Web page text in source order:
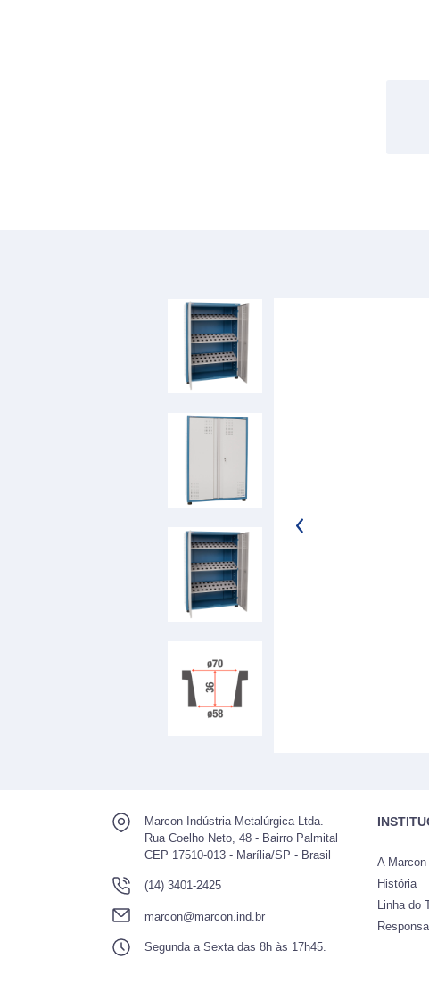
Marcon Indústria Metalúrgica Ltda.
Rua Coelho Neto, 48 - Bairro Palmital
CEP 17510-013 - Marília/SP - Brasil
(14) 3401-2425
marcon@marcon.ind.br
Segunda a Sexta das 8h às 17h45.
A Marcon
História
Linha do